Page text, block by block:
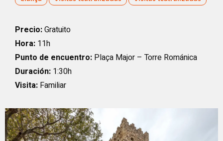
Precio:Gratuito
Hora: 11h
Punto de encuentro: Plaça Major – Torre Románica
Duración: 1:30h
Visita: Familiar